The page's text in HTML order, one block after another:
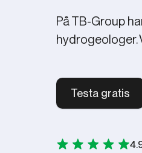
På TB-Group
hydrogeologer.
Testa gratis